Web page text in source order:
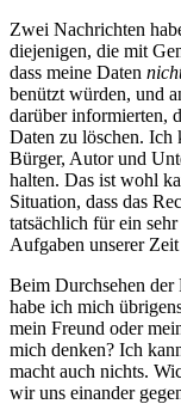
Zwei Nachrichten
diejenigen, die mit
dass meine Daten
benützt würden, und
darüber informierten,
Daten zu löschen.
Bürger, Autor und
halten. Das ist wohl
Situation, dass das
tatsächlich für ein
Aufgaben unserer
Beim Durchsehen der
habe ich mich
mein Freund oder
mich denken? Ich
macht auch nichts.
wir uns einander